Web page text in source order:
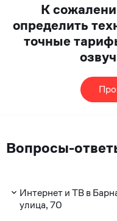
К
определить
точные
Вопросы-
Интернет и ТВ в
улица, 70